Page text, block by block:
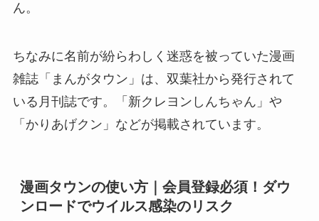
ん。
ちなみに名前が紛らわしく迷惑を被っていた漫画
雑誌「まんがタウン」は、双葉社から発行されて
いる月刊誌です。「新クレヨンしんちゃん」や
「かりあげクン」などが掲載されています。
漫画タウンの使い方｜会員登録必須！ダウ
ンロードでウイルス感染のリスク